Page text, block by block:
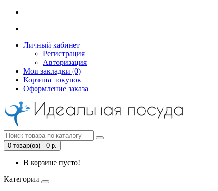
Личный кабинет
Регистрация
Авторизация
Мои закладки (0)
Корзина покупок
Оформление заказа
0 товар(ов) - 0 р.
В корзине пусто!
Категории